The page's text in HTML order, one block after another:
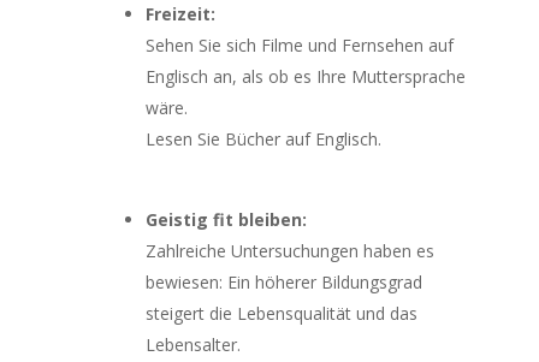
Freizeit:
Sehen Sie sich Filme und Fernsehen auf
Englisch an, als ob es Ihre Muttersprache
wäre.
Lesen Sie Bücher auf Englisch.
Geistig fit bleiben:
Zahlreiche Untersuchungen haben es
bewiesen: Ein höherer Bildungsgrad
steigert die Lebensqualität und das
Lebensalter.